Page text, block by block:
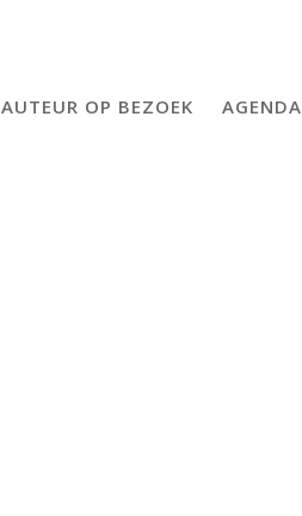
AUTEUR OP BEZOEK AGENDA